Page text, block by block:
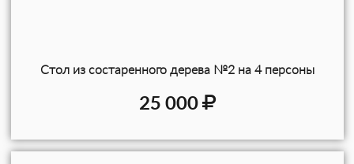
Стол из состаренного дерева №2 на 4 персоны
25 000